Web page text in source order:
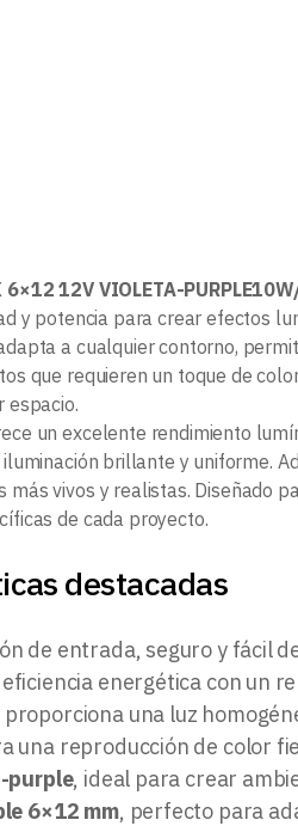
6×12 12V VIOLETA-
y potencia para crear efectos
a cualquier contorno,
que requieren un toque de
espacio.
un excelente rendimiento
brillante y uniforme.
más vivos y realistas. Diseñado
de cada proyecto.
destacadas
de entrada, seguro y fácil
energética con un
proporciona una luz
una reproducción de color
purple, ideal para crear
6×12 mm, perfecto para